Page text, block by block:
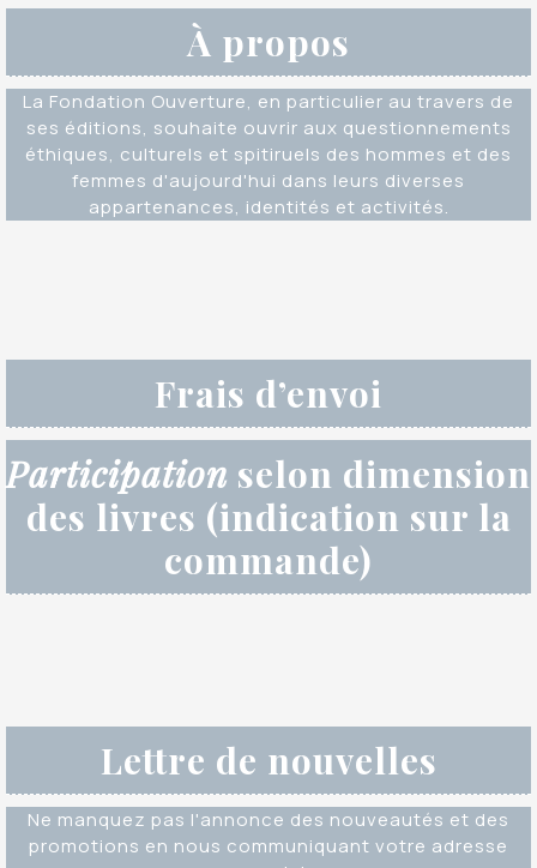
À propos
La Fondation Ouverture, en particulier au travers de
ses éditions, souhaite ouvrir aux questionnements
éthiques, culturels et spitiruels des hommes et des
femmes d'aujourd'hui dans leurs diverses
appartenances, identités et activités.
Frais d’envoi
Participation selon dimension
des livres (indication sur la
commande)
Lettre de nouvelles
Ne manquez pas l'annonce des nouveautés et des
promotions en nous communiquant votre adresse